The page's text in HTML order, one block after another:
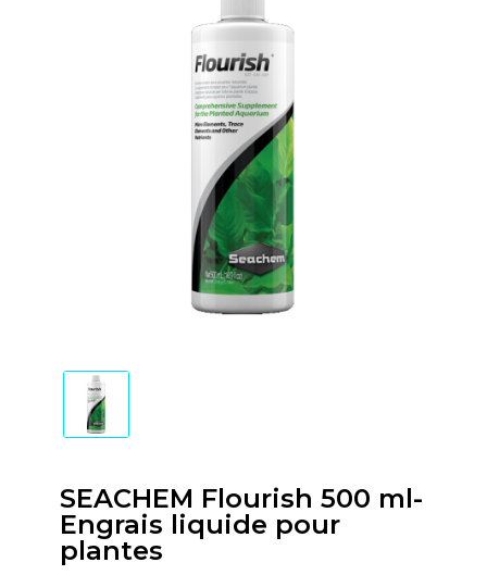
SEACHEM Flourish 500 ml-
Engrais liquide pour
plantes